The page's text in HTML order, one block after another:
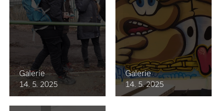
Galerie
14. 5. 2025
Galerie
14. 5. 2025